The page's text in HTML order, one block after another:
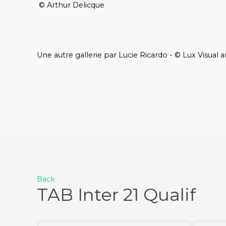
© Arthur Delicque
Une autre gallerie par Lucie Ricardo - © Lux Visual
Back
TAB Inter 21 Qualif